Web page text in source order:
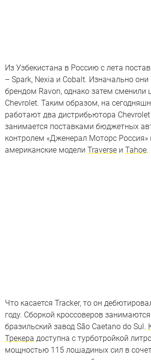
Из Узбекистана в Россию с лета
– Spark, Nexia и Cobalt. Изначально
брендом Ravon, однако затем сменили
Chevrolet. Таким образом, на
работают два дистрибьютора
занимается поставками бюджетных
контролем «Дженерал Моторс Россия»
американские модели Traverse и Tahoe.
Что касается Tracker, то он
году. Сборкой кроссоверов
бразильский завод São Caetano do Sul.
Трекера доступна с турботройкой
мощностью 115 лошадиных сил в